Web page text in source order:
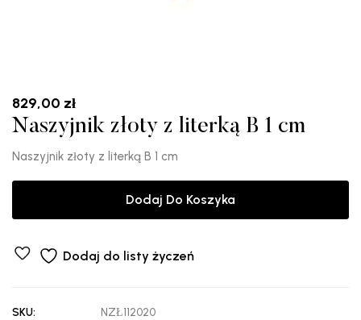
829,00 zł
Naszyjnik złoty z literką B 1 cm
Naszyjnik złoty z literką B 1 cm
Dodaj Do Koszyka
Dodaj do listy życzeń
SKU:
NZŁ112020